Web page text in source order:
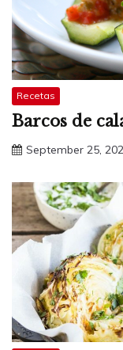
Recetas
Barcos de
September 25,